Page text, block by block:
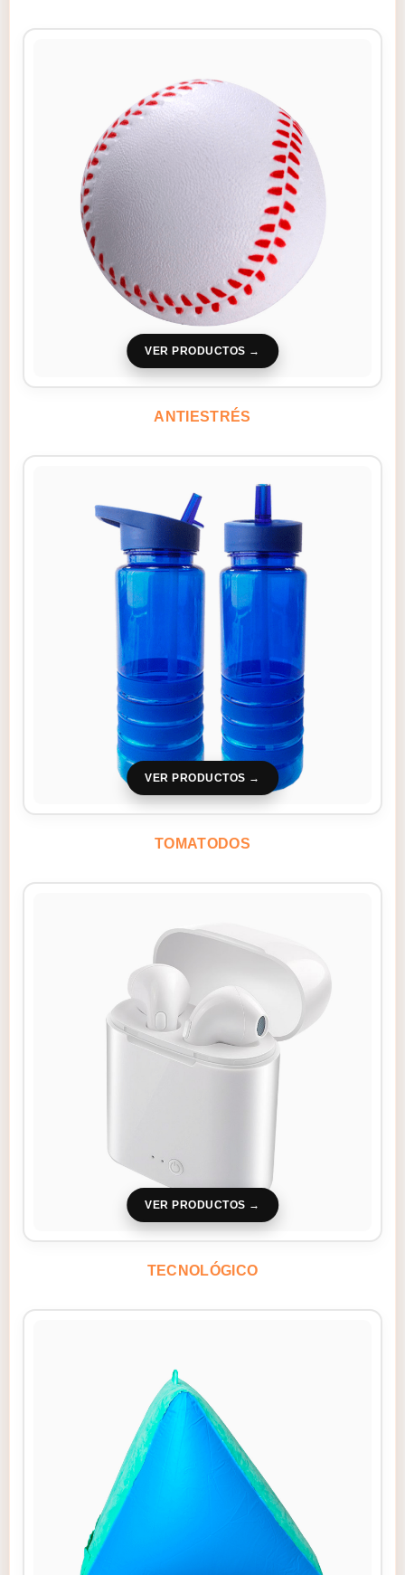
VER PRODUCTOS
ANTIESTRÉS
VER PRODUCTOS
TOMATODOS
VER PRODUCTOS
TECNOLÓGICO